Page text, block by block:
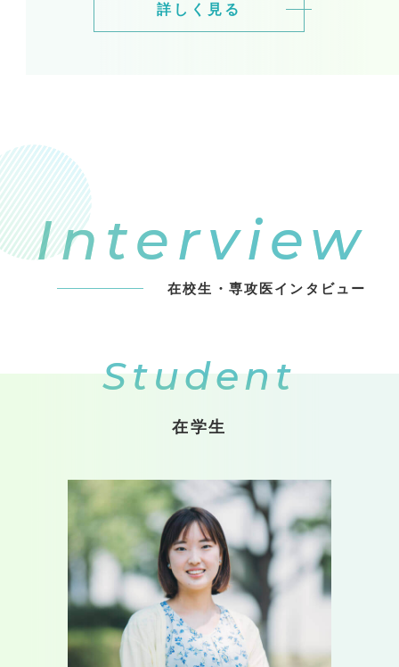
詳しく見る
Interview
在校生・専攻医インタビュー
Student
在学生